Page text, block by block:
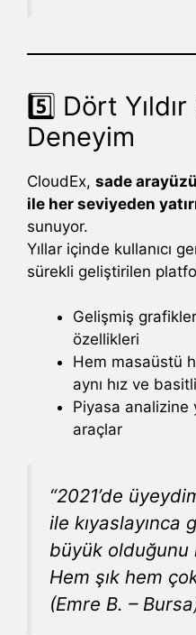
5️⃣ Dört
Deneyim
CloudEx, sade
ile her seviyeden
sunuyor.
Yıllar içinde kullanıcı
sürekli geliştirilen
Gelişmiş
özellikleri
Hem masaüstü
aynı hız ve
Piyasa analizine
araçlar
“2021’de
ile kıyaslayınca
büyük
Hem şık hem
(Emre B. –